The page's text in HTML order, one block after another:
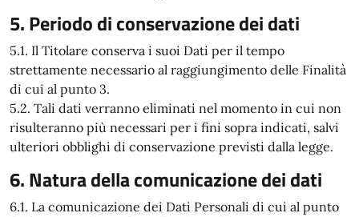
5. Periodo di conservazione dei dati
5.1. Il Titolare conserva i suoi Dati per il tempo
strettamente necessario al raggiungimento delle Finalità
di cui al punto 3.
5.2. Tali dati verranno eliminati nel momento in cui non
risulteranno più necessari per i fini sopra indicati, salvi
ulteriori obblighi di conservazione previsti dalla legge.
6. Natura della comunicazione dei dati
6.1. La comunicazione dei Dati Personali di cui al punto